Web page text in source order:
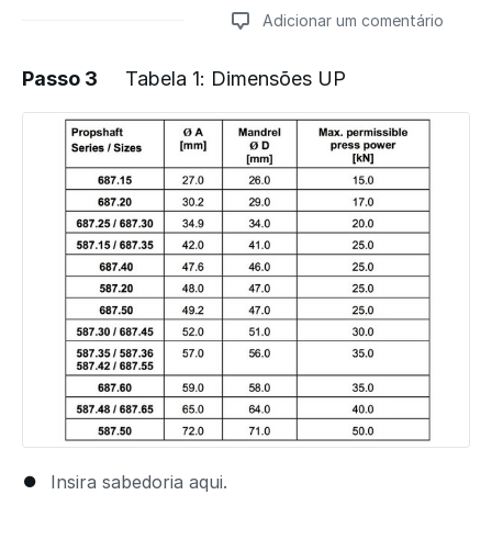
Adicionar um comentário
Adicionar um comentário
Passo 3 Tabela 1: Dimensões UP
Insira sabedoria aqui.